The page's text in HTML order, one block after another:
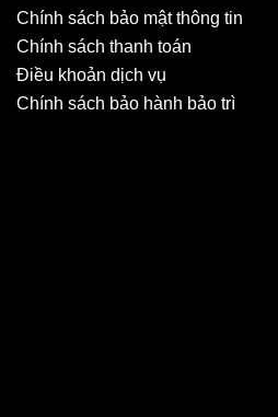
Chính sách bảo mật thông tin
Chính sách thanh toán
Điều khoản dịch vụ
Chính sách bảo hành bảo trì